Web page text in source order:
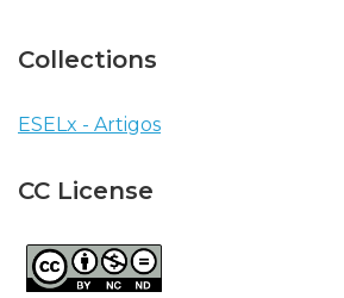
Collections
ESELx - Artigos
CC License